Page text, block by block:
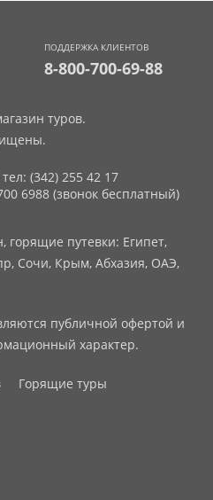
ПОДДЕРЖКА КЛИЕНТОВ
8-800-700-69-88
туров.
тел: (342) 255 42 17
6988 (звонок бесплатный)
горящие путевки: Египет,
Сочи, Крым, Абхазия, ОАЭ,
публичной офертой и
характер.
Горящие туры